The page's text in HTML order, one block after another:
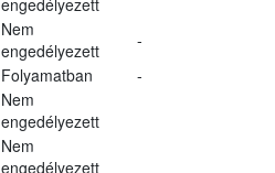
Nem
engedélyezett
-
Folyamatban
-
Nem
engedélyezett
Nem
engedélyezett